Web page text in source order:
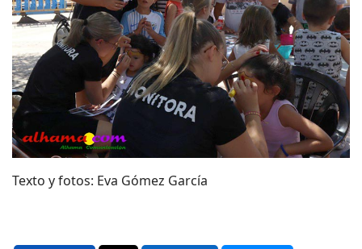
Texto y fotos: Eva Gómez García